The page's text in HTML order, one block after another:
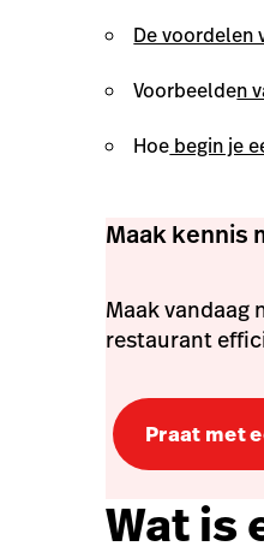
De voordelen
Voorbeelden
Hoe begin je
Maak kennis
Maak vandaag
restaurant
Praat met
Wat is